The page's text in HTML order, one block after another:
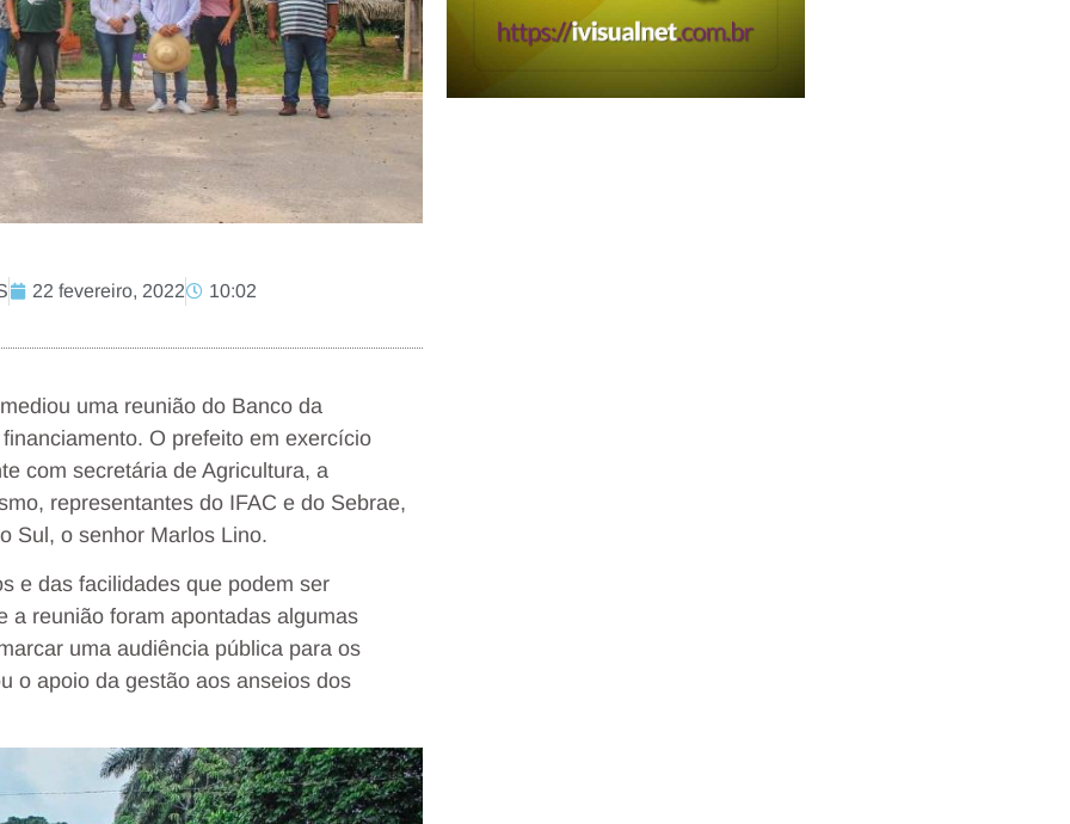
22 fevereiro, 2022 10:02
uma reunião do Banco da
O prefeito em exercício
com secretária de Agricultura, a
representantes do IFAC e do Sebrae,
Sul, o senhor Marlos Lino.
e das facilidades que podem ser
a reunião foram apontadas algumas
uma audiência pública para os
o apoio da gestão aos anseios dos